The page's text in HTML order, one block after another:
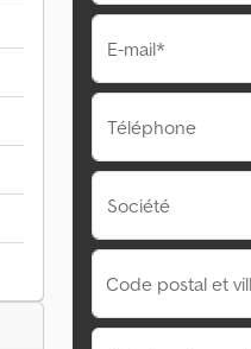
E-mail*
Téléphone
Société
Code postal et